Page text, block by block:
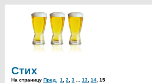
Стих
На страницу Пред. 1 2 3 13 14 15